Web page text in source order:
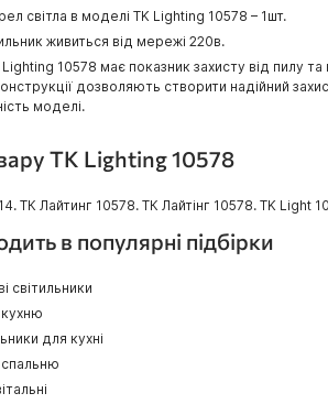
світла в моделі TK Lighting 10578 – 1шт.
живиться від мережі 220в.
Lighting 10578 має показник захисту від пилу
дозволяють створити надійний
моделі.
TK Lighting 10578
ТК Лайтинг 10578. ТК Лайтінг 10578. TK Light
в популярні підбірки
світильники
кухню
для кухні
спальню